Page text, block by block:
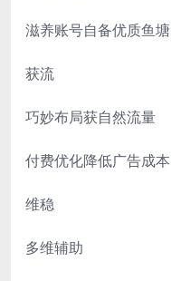
滋养账号自备优质鱼塘
获流
巧妙布局获自然流量
付费优化降低广告成本
维稳
多维辅助